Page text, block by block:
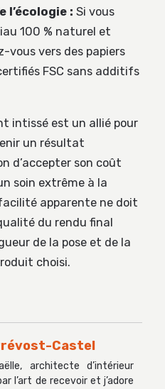
l’écologie : Si vous
100 % naturel et
vous vers des papiers
FSC sans additifs
intissé est un allié pour
un résultat
d’accepter son coût
soin extrême à la
apparente ne doit
du rendu final
de la pose et de la
choisi.
Castel
architecte d’intérieur
l’art de recevoir et j’adore